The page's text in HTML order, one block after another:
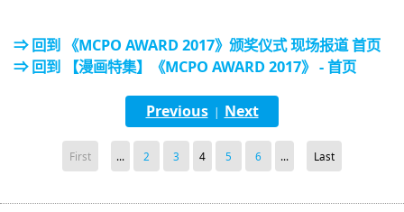
⇒ 回到 《MCPO AWARD 2017》颁奖仪式 现场报道 首页
⇒ 回到 【漫画特集】《MCPO AWARD 2017》 - 首页
Previous| Next
First ... 2 3 4 5 6 ... Last